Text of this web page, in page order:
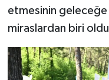
etmesinin geleceğe
miraslardan biri